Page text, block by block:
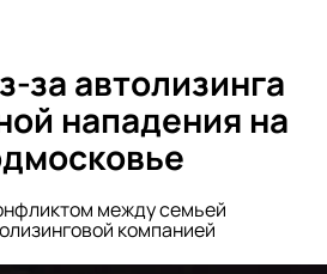
за автолизинга
нападения на
между семьей
компанией